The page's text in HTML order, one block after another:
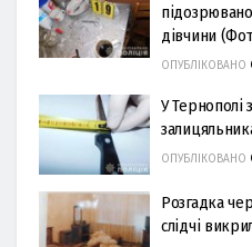
дівчини
ОПУБЛІКОВАНО
У Тернополі
ОПУБЛІКОВАНО
Розгадка
слідчі